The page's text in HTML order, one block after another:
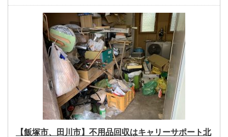
【飯塚市、田川市】不用品回収はキャリーサポート北